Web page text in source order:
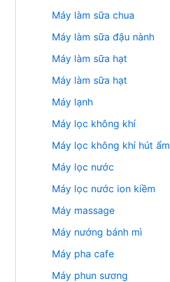
Máy làm sữa chua
Máy làm sữa đậu nành
Máy làm sữa hạt
Máy làm sữa hạt
Máy lạnh
Máy lọc không khí
Máy lọc không khí hút ẩm
Máy lọc nước
Máy lọc nước ion kiềm
Máy massage
Máy nướng bánh mì
Máy pha cafe
Máy phun sương